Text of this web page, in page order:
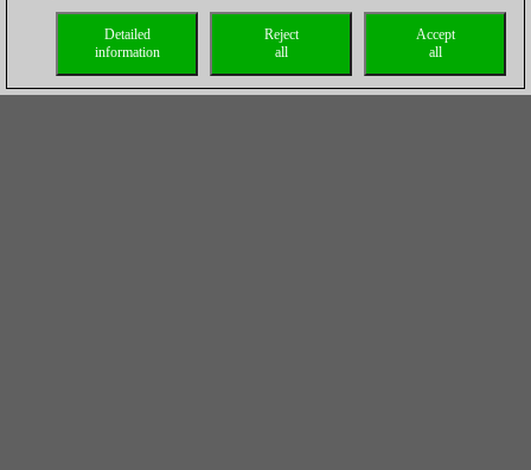
Accept
all
Reject
all
Detailed
information